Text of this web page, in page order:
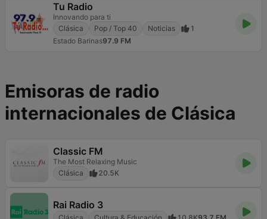
Tu Radio
Innovando para ti
Clásica
Pop / Top 40 Noticias
1
Estado Barinas97.9 FM
Emisoras de radio
internacionales de Clásica
Classic FM
The Most Relaxing Music
Clásica
20.5K
Rai Radio 3
Clásica Cultura & Educación 10.8K93.7 FM